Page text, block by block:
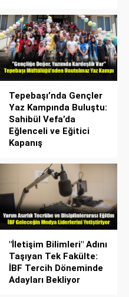
Tepebaşı’nda Gençler
Yaz Kampında Buluştu:
Sahibül Vefa’da
Eğlenceli ve Eğitici
Kapanış
"İletişim Bilimleri" Adını
Taşıyan Tek Fakülte:
İBF Tercih Döneminde
Adayları Bekliyor